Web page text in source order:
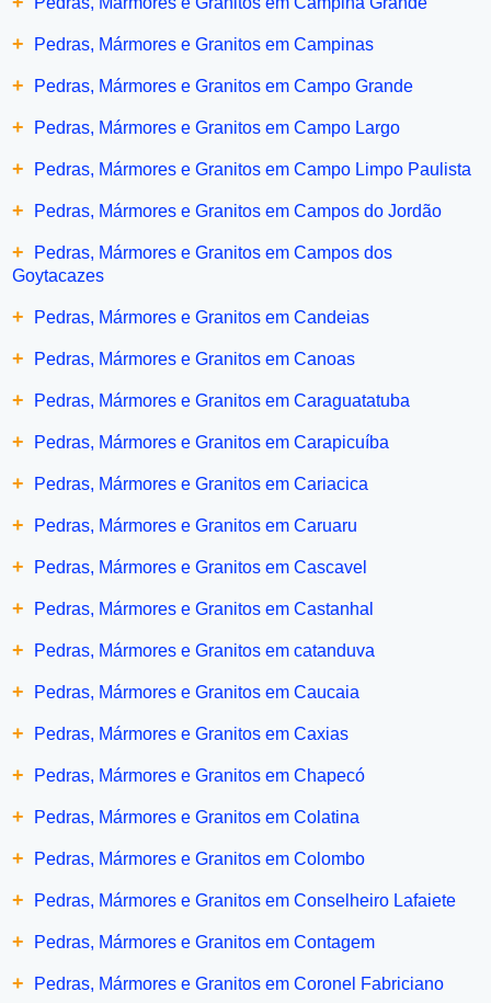
+ Pedras, Mármores e Granitos em Campinas
+ Pedras, Mármores e Granitos em Campo Grande
+ Pedras, Mármores e Granitos em Campo Largo
+ Pedras, Mármores e Granitos em Campo Limpo Paulista
+ Pedras, Mármores e Granitos em Campos do Jordão
+
Pedras, Mármores e Granitos em Campos dos
Goytacazes
+ Pedras, Mármores e Granitos em Candeias
+ Pedras, Mármores e Granitos em Canoas
+ Pedras, Mármores e Granitos em Caraguatatuba
+ Pedras, Mármores e Granitos em Carapicuíba
+ Pedras, Mármores e Granitos em Cariacica
+ Pedras, Mármores e Granitos em Caruaru
+ Pedras, Mármores e Granitos em Cascavel
+ Pedras, Mármores e Granitos em Castanhal
+ Pedras, Mármores e Granitos em catanduva
+ Pedras, Mármores e Granitos em Caucaia
+ Pedras, Mármores e Granitos em Caxias
+ Pedras, Mármores e Granitos em Chapecó
+ Pedras, Mármores e Granitos em Colatina
+ Pedras, Mármores e Granitos em Colombo
+ Pedras, Mármores e Granitos em Conselheiro Lafaiete
+ Pedras, Mármores e Granitos em Contagem
+ Pedras, Mármores e Granitos em Coronel Fabriciano